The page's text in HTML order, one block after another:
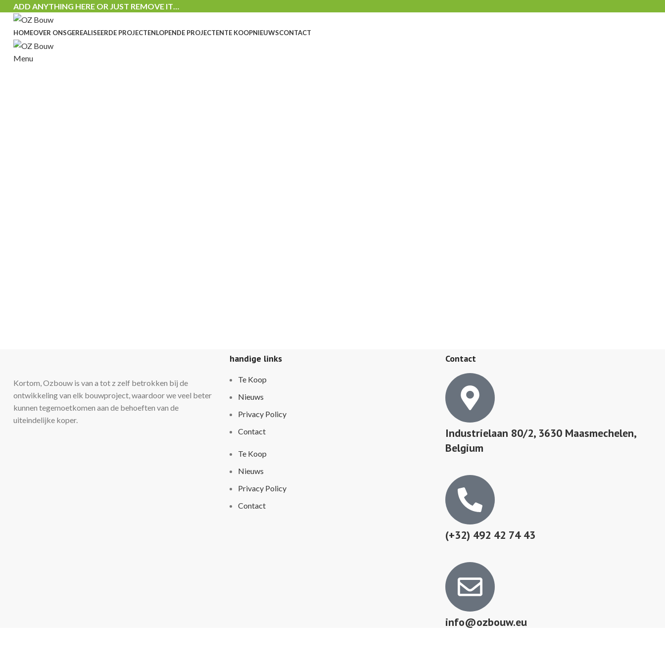
ADD ANYTHING HERE OR JUST REMOVE IT…
HOMEOVER ONSGEREALISEERDE PROJECTENLOPENDE PROJECTENTE KOOPNIEUWSCONTACT
Menu
Kortom, Ozbouw is van a tot z zelf betrokken bij de
ontwikkeling van elk bouwproject, waardoor we veel beter
kunnen tegemoetkomen aan de behoeften van de
uiteindelijke koper.
handige links
Te Koop
Nieuws
Privacy Policy
Contact
Te Koop
Nieuws
Privacy Policy
Contact
Contact
Industrielaan 80/2, 3630 Maasmechelen,
Belgium
(+32) 492 42 74 43
info@ozbouw.eu